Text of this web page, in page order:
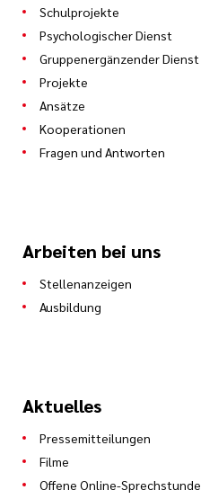
Schulprojekte
Psychologischer Dienst
Gruppenergänzender Dienst
Projekte
Ansätze
Kooperationen
Fragen und Antworten
Arbeiten bei uns
Stellenanzeigen
Ausbildung
Aktuelles
Pressemitteilungen
Filme
Offene Online-Sprechstunde